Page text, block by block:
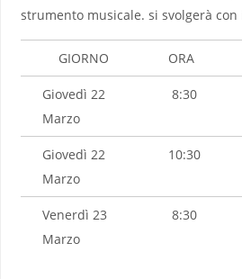
strumento musicale. si svolgerà
GIORNO ORA
Giovedì 22
Marzo
8:30
Giovedì 22
Marzo
10:30
Venerdì 23
Marzo
8:30